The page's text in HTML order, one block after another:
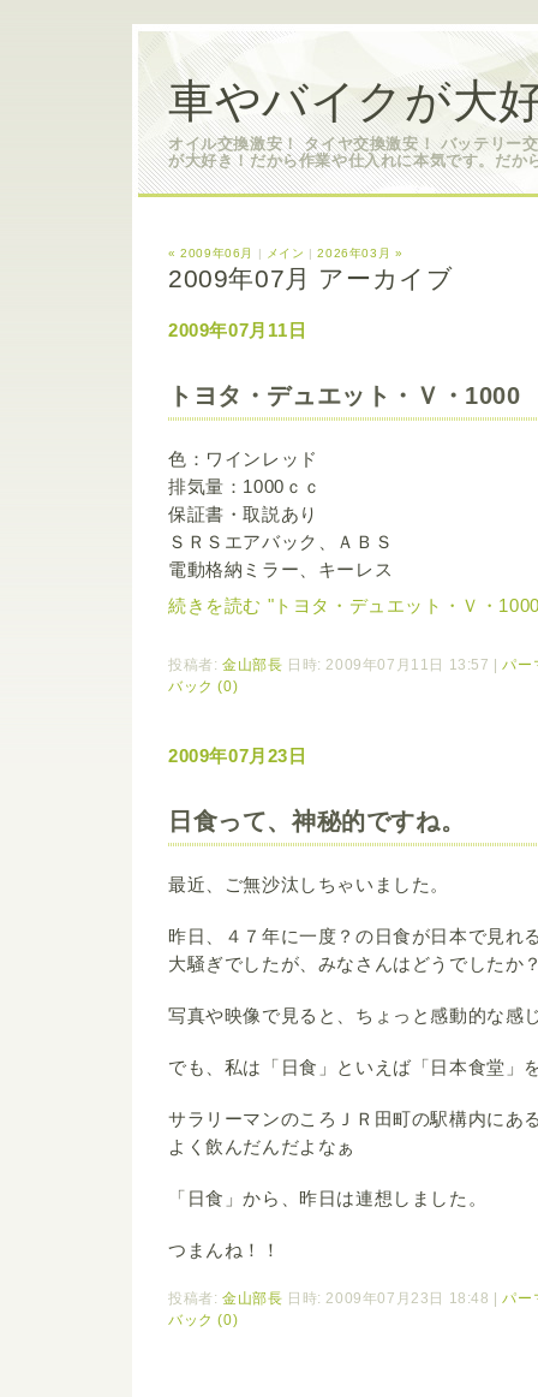
車やバイクが大
オイル交換激安！ タイヤ交換激安！ バッテリー
が大好き！だから作業や仕入れに本気です。だか
« 2009年06月 | メイン |2026年03月 »
2009年07月 アーカイブ
2009年07月11日
トヨタ・デュエット・Ｖ・1000
色：ワインレッド
排気量：1000ｃｃ
保証書・取説あり
ＳＲＳエアバック、ＡＢＳ
電動格納ミラー、キーレス
続きを読む "トヨタ・デュエット・Ｖ・
投稿者:金山部長 日時: 2009年07月11日 13:57
パー
バック (0)
2009年07月23日
日食って、神秘的ですね。
最近、ご無沙汰しちゃいました。
昨日、４７年に一度？の日食が日本で見れ
大騒ぎでしたが、みなさんはどうでしたか
写真や映像で見ると、ちょっと感動的な感
でも、私は「日食」といえば「日本食堂」
サラリーマンのころＪＲ田町の駅構内にあ
よく飲んだんだよなぁ
「日食」から、昨日は連想しました。
つまんね！！
投稿者:金山部長 日時: 2009年07月23日 18:48
パー
バック (0)